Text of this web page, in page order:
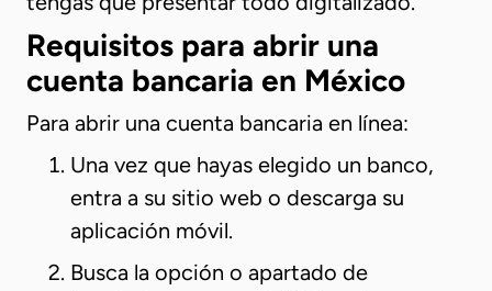
Requisitos para abrir una
cuenta bancaria en México
Para abrir una cuenta bancaria en línea:
Una vez que hayas elegido un banco,
entra a su sitio web o descarga su
aplicación móvil.
Busca la opción o apartado de